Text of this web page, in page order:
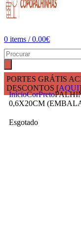
0 items / 0.00€
PORTES GRÁTIS
DESCONTOS [AQUI
InícioCorPreto
0,6X20CM
Esgotado